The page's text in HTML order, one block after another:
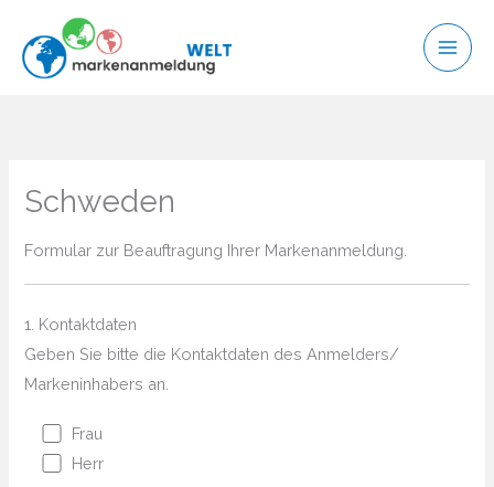
Inhalt
springen
Schweden
Formular zur Beauftragung Ihrer Markenanmeldung.
1. Kontaktdaten
Geben Sie bitte die Kontaktdaten des Anmelders/
Markeninhabers an.
Frau
Herr